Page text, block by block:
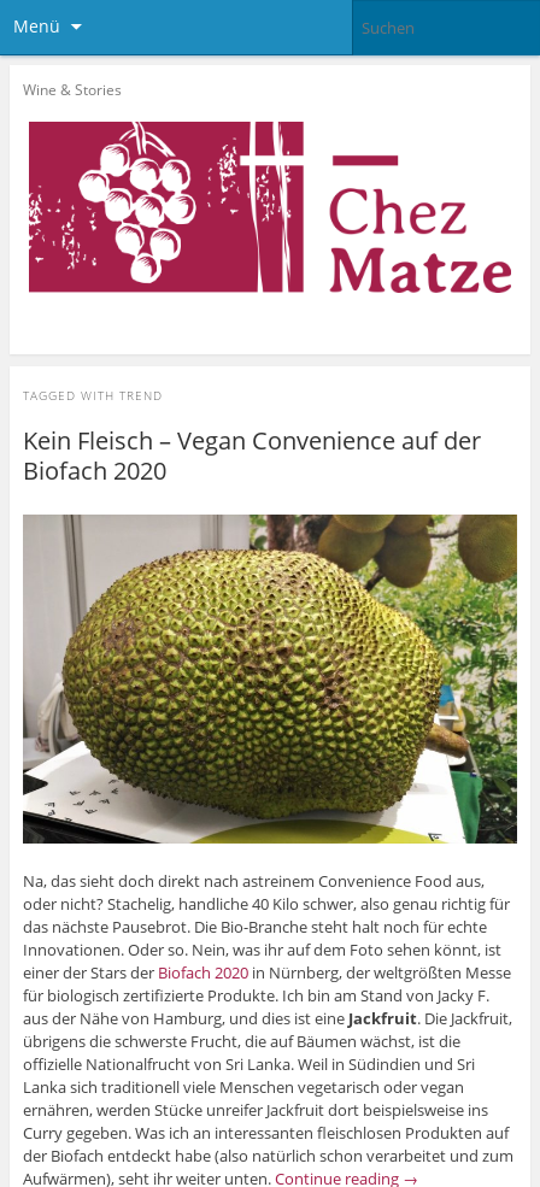
Menü
Wine & Stories
TAGGED WITH TREND
Kein Fleisch – Vegan Convenience auf der
Biofach 2020
Na, das sieht doch direkt nach astreinem Convenience Food aus,
oder nicht? Stachelig, handliche 40 Kilo schwer, also genau richtig für
das nächste Pausebrot. Die Bio-Branche steht halt noch für echte
Innovationen. Oder so. Nein, was ihr auf dem Foto sehen könnt, ist
einer der Stars der Biofach 2020in Nürnberg, der weltgrößten Messe
für biologisch zertifizierte Produkte. Ich bin am Stand von Jacky F.
aus der Nähe von Hamburg, und dies ist eine Jackfruit. Die Jackfruit,
übrigens die schwerste Frucht, die auf Bäumen wächst, ist die
offizielle Nationalfrucht von Sri Lanka. Weil in Südindien und Sri
Lanka sich traditionell viele Menschen vegetarisch oder vegan
ernähren, werden Stücke unreifer Jackfruit dort beispielsweise ins
Curry gegeben. Was ich an interessanten fleischlosen Produkten auf
der Biofach entdeckt habe (also natürlich schon verarbeitet und zum
Aufwärmen), seht ihr weiter unten.Continue reading →